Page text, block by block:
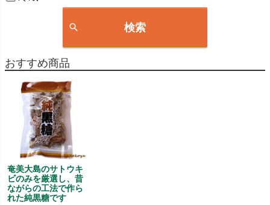
検索
おすすめ商品
奄美大島のサトウキ
ビのみを厳選し、昔
ながらの工法で作ら
れた純黒糖です